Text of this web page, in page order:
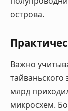
острова.
Важно
млрд
микросхем.